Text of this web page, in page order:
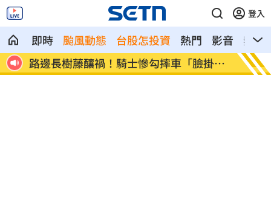
登入
即時 颱風動態 台股怎投資 熱門 影音
熱搜
說
路邊長樹藤釀禍！騎士慘勾摔車「臉掛
彩」
台中
句